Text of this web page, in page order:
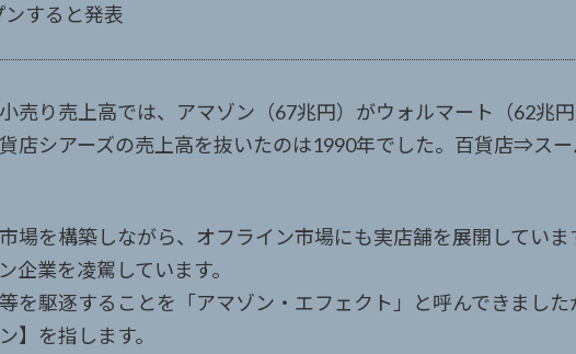
すると発表
売り売上高では、アマゾン（67兆円）がウォルマート（62兆
店シアーズの売上高を抜いたのは1990年でした。百貨店⇒ス
場を構築しながら、オフライン市場にも実店舗を展開してい
企業を凌駕しています。
を駆逐することを「アマゾン・エフェクト」と呼んできまし
】を指します。